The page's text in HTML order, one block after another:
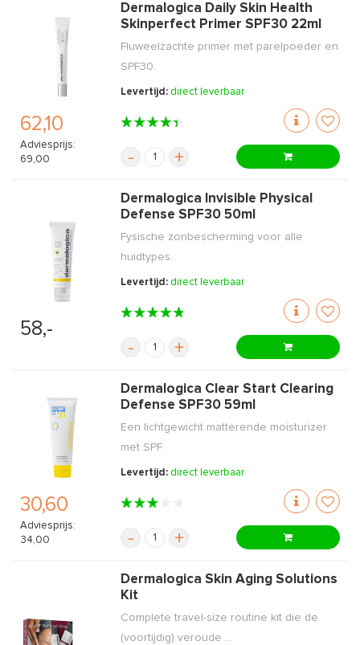
62,10
Adviesprijs:
69,00
Dermalogica Daily Skin Health
Skinperfect Primer SPF30 22ml
Fluweelzachte primer met parelpoeder en
SPF30.
Levertijd: direct leverbaar
- +
58,-
Dermalogica Invisible Physical
Defense SPF30 50ml
Fysische zonbescherming voor alle
huidtypes.
Levertijd: direct leverbaar
- +
30,60
Adviesprijs:
34,00
Dermalogica Clear Start Clearing
Defense SPF30 59ml
Een lichtgewicht matterende moisturizer
met SPF.
Levertijd: direct leverbaar
- +
Dermalogica Skin Aging Solutions
Kit
Complete travel-size routine kit die de
(voortijdig) veroude ...